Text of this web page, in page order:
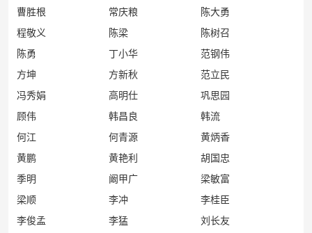
曹胜根
常庆粮
陈大勇
程敬义
陈梁
陈树召
陈勇
丁小华
范钢伟
方坤
方新秋
范立民
冯秀娟
高明仕
巩思园
顾伟
韩昌良
韩流
何江
何青源
黄炳香
黄鹏
黄艳利
胡国忠
季明
阚甲广
梁敏富
梁顺
李冲
李桂臣
李俊孟
李猛
刘长友